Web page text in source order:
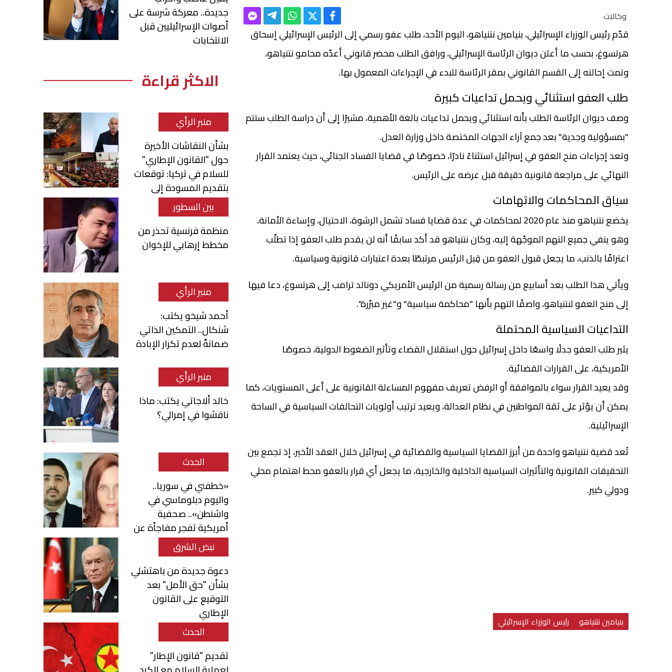
وكالات
قدّم رئيس الوزراء الإسرائيلي، بنيامين نتنياهو، اليوم الأحد، طلب عفو رسمي إلى الرئيس الإسرائيلي إسحاق
هرتسوغ، بحسب ما أعلن ديوان الرئاسة الإسرائيلي، ورافق الطلب محضر قانوني أعدّه محامو نتنياهو،
وتمت إحالته إلى القسم القانوني بمقر الرئاسة للبدء في الإجراءات المعمول بها.
طلب العفو استثنائي ويحمل تداعيات كبيرة
وصف ديوان الرئاسة الطلب بأنه استثنائي ويحمل تداعيات بالغة الأهمية، مشيرًا إلى أن دراسة الطلب ستتم
"بمسؤولية وجدية" بعد جمع آراء الجهات المختصة داخل وزارة العدل.
وتعد إجراءات منح العفو في إسرائيل استثناءً نادرًا، خصوصًا في قضايا الفساد الجنائي، حيث يعتمد القرار
النهائي على مراجعة قانونية دقيقة قبل عرضه على الرئيس.
سياق المحاكمات والاتهامات
يخضع نتنياهو منذ عام 2020 لمحاكمات في عدة قضايا فساد تشمل الرشوة، الاحتيال، وإساءة الأمانة،
وهو ينفي جميع التهم الموجّهة إليه، وكان نتنياهو قد أكد سابقًا أنه لن يقدم طلب العفو إذا تطلّب
اعترافًا بالذنب، ما يجعل قبول العفو من قِبل الرئيس مرتبطًا بعدة اعتبارات قانونية وسياسية.
ويأتي هذا الطلب بعد أسابيع من رسالة رسمية من الرئيس الأمريكي دونالد ترامب إلى هرتسوغ، دعا فيها
إلى منح العفو لنتنياهو، واصفًا التهم بأنها "محاكمة سياسية" و"غير مبرّرة".
التداعيات السياسية المحتملة
يثير طلب العفو جدلًا واسعًا داخل إسرائيل حول استقلال القضاء وتأثير الضغوط الدولية، خصوصًا
الأمريكية، على القرارات القضائية.
وقد يعيد القرار سواء بالموافقة أو الرفض تعريف مفهوم المساءلة القانونية على أعلى المستويات، كما
يمكن أن يؤثر على ثقة المواطنين في نظام العدالة، ويعيد ترتيب أولويات التحالفات السياسية في الساحة
الإسرائيلية.
تُعد قضية نتنياهو واحدة من أبرز القضايا السياسية والقضائية في إسرائيل خلال العقد الأخير، إذ تجمع بين
التحقيقات القانونية والتأثيرات السياسية الداخلية والخارجية، ما يجعل أي قرار بالعفو محط اهتمام محلي
ودولي كبير.
بنيامين نتنياهو رئيس الوزراء الإسرائيلي
جديدة.. معركة شرسة على
أصوات الإسرائيليين قبل
الانتخابات
الاكثر قراءة
منبر الرأي
بشأن النقاشات الأخيرة
حول "القانون الإطاري"
للسلام في تركيا: توقعات
بتقديم المسودة إلى
البرلمانبين السطور
منظمة فرنسية تحذر من
مخطط إرهابي للإخوان
منبر الرأي
أحمد شيخو يكتب:
شنكال.. التمكين الذاتي
ضمانةٌ لعدم تكرار الإبادة
منبر الرأي
خالد ألاجاتي يكتب: ماذا
ناقشوا في إمرالي؟
الحدث
«خطفني في سوريا..
واليوم دبلوماسي في
واشنطن».. صحفية
أمريكية تفجر مفاجأة عن
محمد قناطري
نبض الشرق
دعوة جديدة من باهتشلي
بشأن "حق الأمل" بعد
التوقيع على القانون
الإطاري
الحدث
تقديم "قانون الإطار"